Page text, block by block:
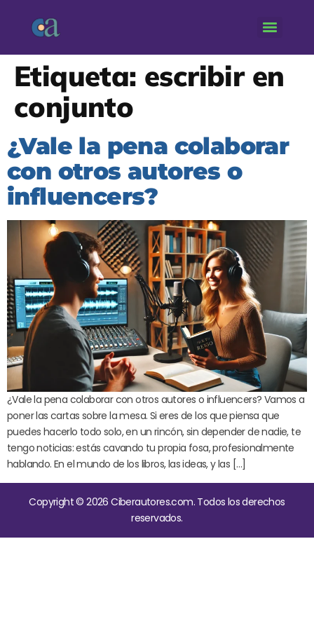
Etiqueta: escribir en
conjunto
¿Vale la pena colaborar
con otros autores o
influencers?
¿Vale la pena colaborar con otros autores o influencers? Vamos a
poner las cartas sobre la mesa. Si eres de los que piensa que
puedes hacerlo todo solo, en un rincón, sin depender de nadie, te
tengo noticias: estás cavando tu propia fosa, profesionalmente
hablando. En el mundo de los libros, las ideas, y las […]
Copyright © 2026 Ciberautores.com. Todos los derechos
reservados.